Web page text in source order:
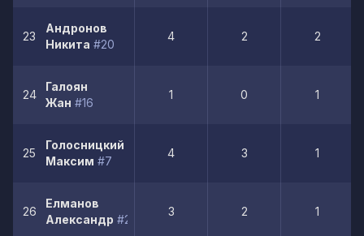
23
Андронов
Никита #20
4 2 2
24
Галоян
Жан #16
1 0 1
25
Голосницкий
Максим #7
4 3 1
26
Елманов
Александр #21
3 2 1